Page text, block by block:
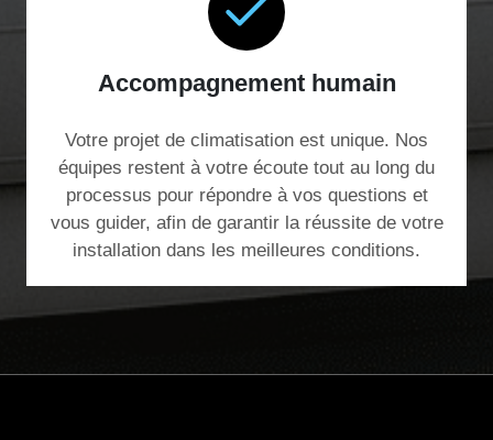
Accompagnement humain
Votre projet de climatisation est unique. Nos
équipes restent à votre écoute tout au long du
processus pour répondre à vos questions et
vous guider, afin de garantir la réussite de votre
installation dans les meilleures conditions.